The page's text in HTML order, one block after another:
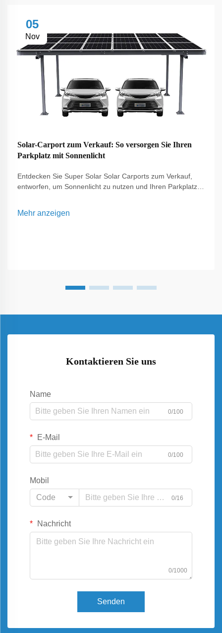
05
Nov
Solar-Carport zum Verkauf: So versorgen Sie Ihren
Parkplatz mit Sonnenlicht
Entdecken Sie Super Solar Solar Carports zum Verkauf,
entworfen, um Sonnenlicht zu nutzen und Ihren Parkplatz
Schutz für Fahrzeuge in Wohn- und Gewerbeumgebungen.
Mehr anzeigen
Kontaktieren Sie uns
Name
0/100
E-Mail
0/100
Mobil
Code
0/16
Nachricht
0/1000
Senden